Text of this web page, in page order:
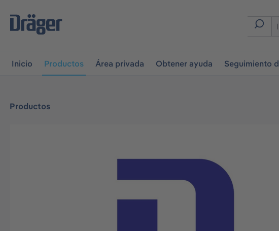
la navegación principal
Inicio Productos Área privada Obtener ayuda Seguimiento
Productos